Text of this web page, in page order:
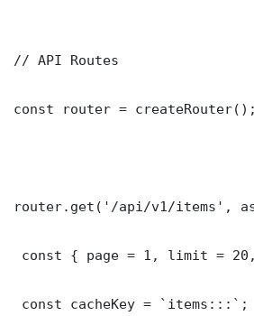
// API Routes
const router = createRouter();
router.get('/api/v1/items',
const { page = 1, limit =
const cacheKey = `items:::`;